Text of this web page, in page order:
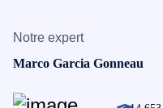
Notre expert
Marco Garcia Gonneau